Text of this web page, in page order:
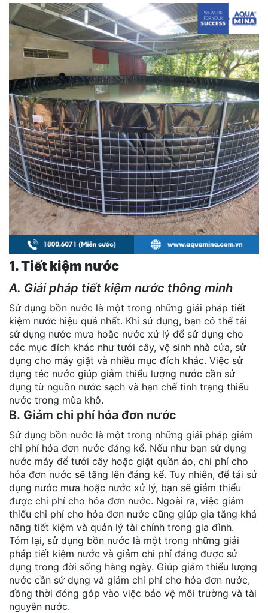
1. Tiết kiệm nước
A. Giải pháp tiết kiệm nước thông minh
Sử dụng bồn nước là một trong những giải pháp tiết
kiệm nước hiệu quả nhất. Khi sử dụng, bạn có thể tái
sử dụng nước mưa hoặc nước xử lý để sử dụng cho
các mục đích khác như tưới cây, vệ sinh nhà cửa, sử
dụng cho máy giặt và nhiều mục đích khác. Việc sử
dụng téc nước giúp giảm thiểu lượng nước cần sử
dụng từ nguồn nước sạch và hạn chế tình trạng thiếu
nước trong mùa khô.
B. Giảm chi phí hóa đơn nước
Sử dụng bồn nước là một trong những giải pháp giảm
chi phí hóa đơn nước đáng kể. Nếu như bạn sử dụng
nước máy để tưới cây hoặc giặt quần áo, chi phí cho
hóa đơn nước sẽ tăng lên đáng kể. Tuy nhiên, để tái sử
dụng nước mưa hoặc nước xử lý, bạn sẽ giảm thiểu
được chi phí cho hóa đơn nước. Ngoài ra, việc giảm
thiểu chi phí cho hóa đơn nước cũng giúp gia tăng khả
năng tiết kiệm và quản lý tài chính trong gia đình.
Tóm lại, sử dụng bồn nước là một trong những giải
pháp tiết kiệm nước và giảm chi phí đáng được sử
dụng trong đời sống hàng ngày. Giúp giảm thiểu lượng
nước cần sử dụng và giảm chi phí cho hóa đơn nước,
đồng thời đóng góp vào việc bảo vệ môi trường và tài
nguyên nước.